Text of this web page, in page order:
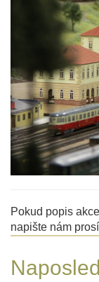
Pokud popis
napište nám